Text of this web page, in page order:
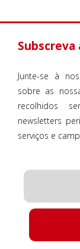
Junte-se à
sobre as
recolhidos
newsletters
serviços e